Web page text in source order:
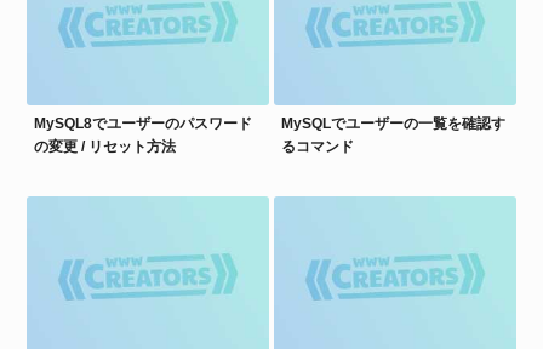
MySQL8でユーザーのパスワード
の変更 / リセット方法
MySQLでユーザーの一覧を確認す
るコマンド